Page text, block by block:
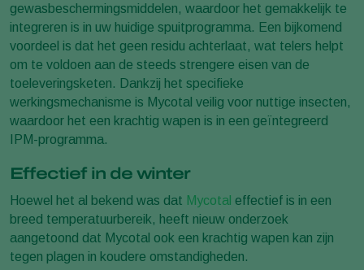
gewasbeschermingsmiddelen, waardoor het gemakkelijk te
integreren is in uw huidige spuitprogramma. Een bijkomend
voordeel is dat het geen residu achterlaat, wat telers helpt
om te voldoen aan de steeds strengere eisen van de
toeleveringsketen. Dankzij het specifieke
werkingsmechanisme is Mycotal veilig voor nuttige insecten,
waardoor het een krachtig wapen is in een geïntegreerd
IPM-programma.
Effectief in de winter
Hoewel het al bekend was dat Mycotal effectief is in een
breed temperatuurbereik, heeft nieuw onderzoek
aangetoond dat Mycotal ook een krachtig wapen kan zijn
tegen plagen in koudere omstandigheden.